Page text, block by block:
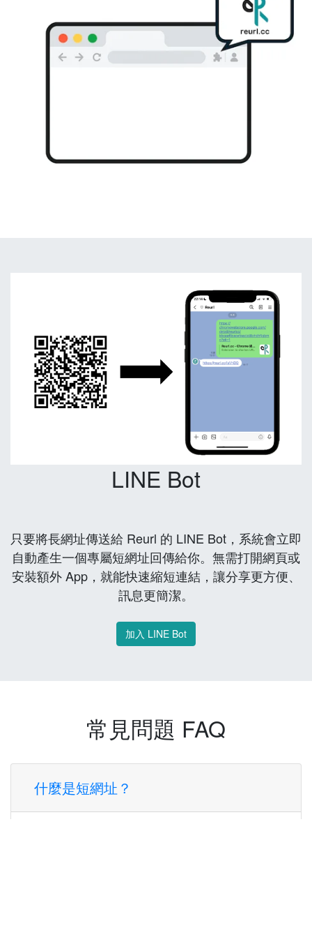
LINE Bot
只要將長網址傳送給 Reurl 的 LINE Bot，系統會立即
自動產生一個專屬短網址回傳給你。無需打開網頁或
安裝額外 App，就能快速縮短連結，讓分享更方便、
訊息更簡潔。
加入 LINE Bot
常見問題 FAQ
什麼是短網址？